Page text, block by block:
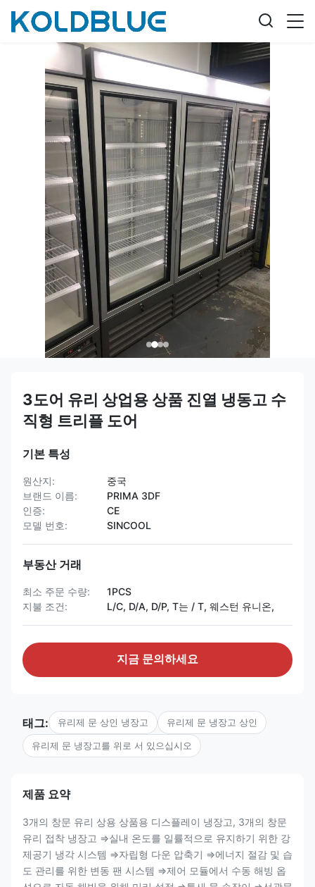
3도어 유리 상업용 상품 진열 냉동고 수
직형 트리플 도어
기본 특성
원산지:
중국
브랜드 이름:
PRIMA 3DF
인증:
CE
모델 번호:
SINCOOL
부동산 거래
최소 주문 수량:
1PCS
지불 조건:
L/C, D/A, D/P, T는 / T, 웨스턴 유니온,
지금 문의하세요
태그: 유리제 문 상인 냉장고 유리제 문 냉장고 상인
유리제 문 냉장고를 위로 서 있으십시오
제품 요약
3개의 창문 유리 상용 상품용 디스플레이 냉장고, 3개의 창문
유리 접착 냉장고 ⇒실내 온도를 일률적으로 유지하기 위한 강
제공기 냉각 시스템 ⇒자립형 다운 압축기 ⇒에너지 절감 및 습
도 관리를 위한 변동 팬 시스템 ⇒제어 모듈에서 수동 해빙 옵